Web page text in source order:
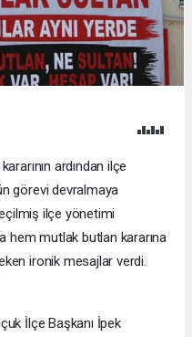
ardından ilçe
görevi devralmaya
ilçe yönetimi
hem mutlak butlan kararına
ironik mesajlar verdi.
İlçe Başkanı İpek